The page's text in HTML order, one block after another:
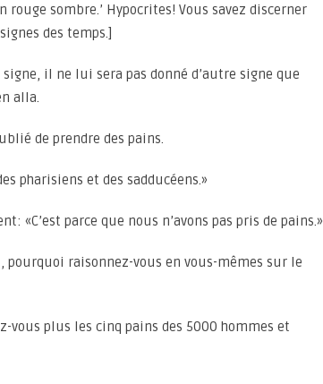
rouge sombre.’ Hypocrites! Vous savez discerner
des temps.]
il ne lui sera pas donné d’autre signe que
alla.
de prendre des pains.
pharisiens et des sadducéens.»
«C’est parce que nous n’avons pas pris de pains.»
pourquoi raisonnez-vous en vous-mêmes sur le
vous plus les cinq pains des 5000 hommes et